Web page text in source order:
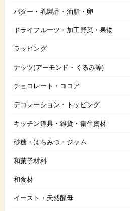
バター・乳製品・油脂・卵
ドライフルーツ・加工野菜・果物
ラッピング
ナッツ(アーモンド・くるみ等)
チョコレート・ココア
デコレーション・トッピング
キッチン道具・雑貨・衛生資材
砂糖・はちみつ・ジャム
和菓子材料
和食材
イースト・天然酵母